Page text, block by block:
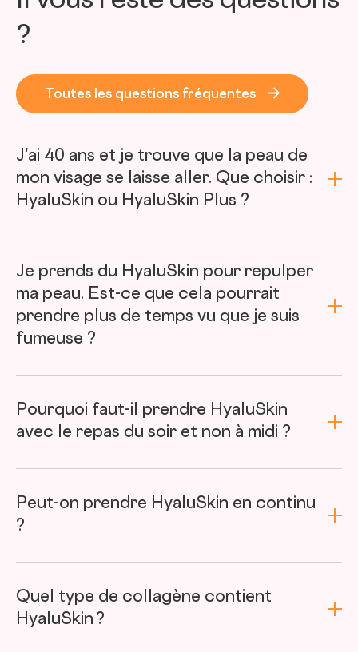
?
Toutes les questions fréquentes
J'ai 40 ans et je trouve que la peau de
mon visage se laisse aller. Que choisir :
HyaluSkin ou HyaluSkin Plus ?
Je prends du HyaluSkin pour repulper
ma peau. Est-ce que cela pourrait
prendre plus de temps vu que je suis
fumeuse ?
Pourquoi faut-il prendre HyaluSkin
avec le repas du soir et non à midi ?
Peut-on prendre HyaluSkin en continu
?
pendant 2 ou 3 mois et de la renouveler 2 ou 3 fois par
an.
Quel type de collagène contient
HyaluSkin ?